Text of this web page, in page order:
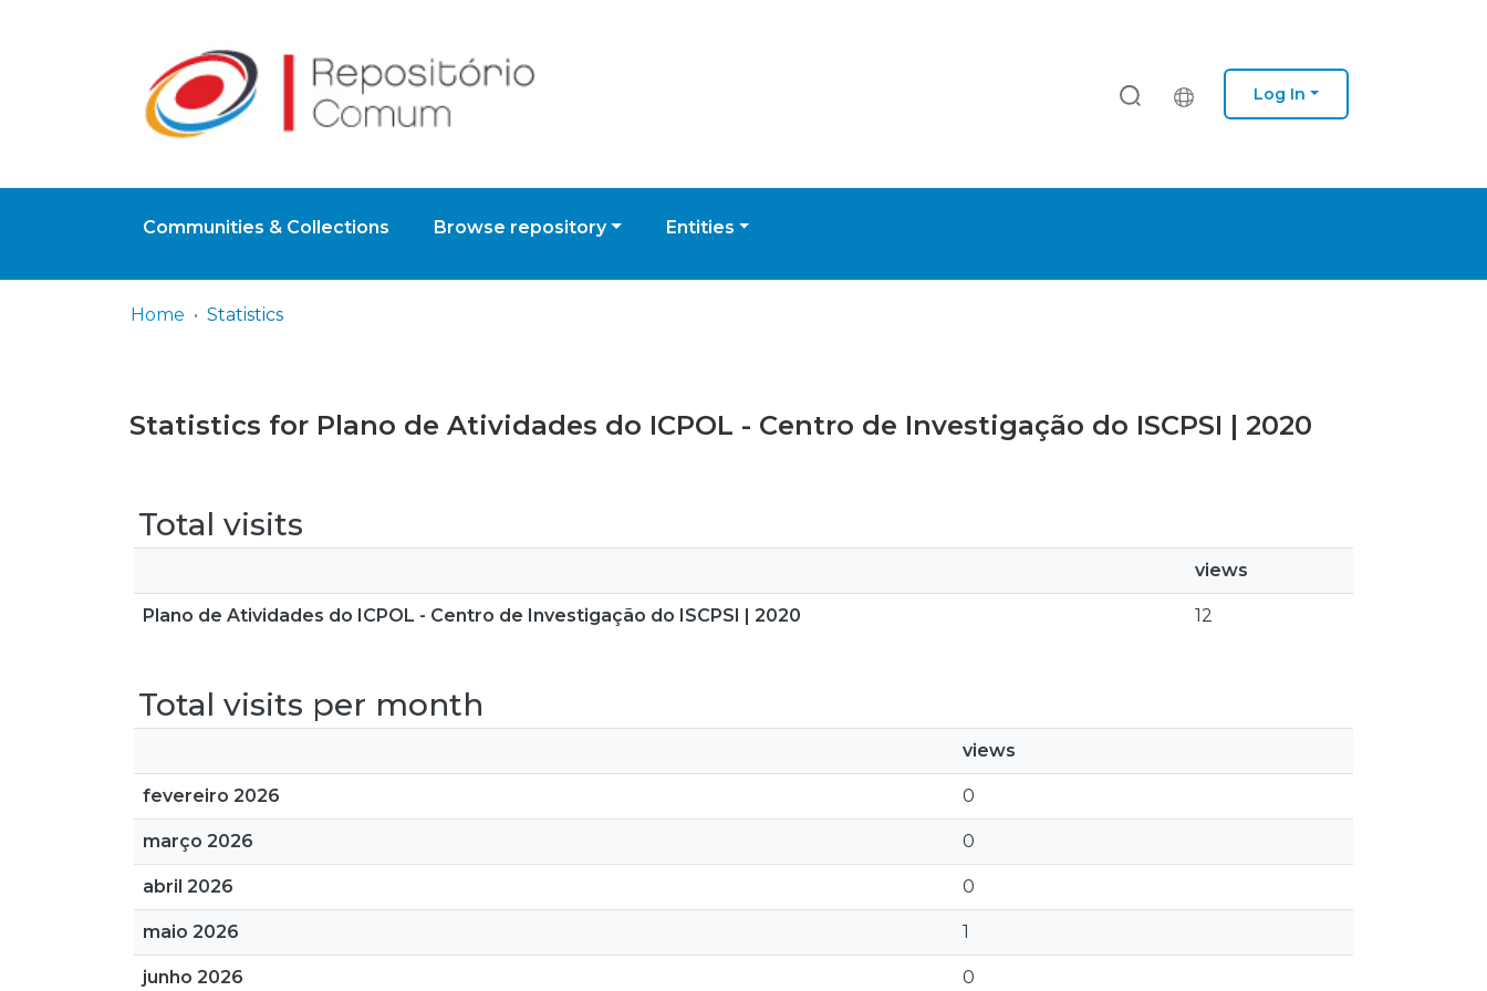
Log In
Communities & Collections Browse repository Entities
Home Statistics
Statistics for Plano de Atividades do ICPOL - Centro de Investigação do ISCPSI | 2020
Total visits
views
Plano de Atividades do ICPOL - Centro de Investigação do ISCPSI | 2020 12
Total visits per month
views
fevereiro 2026 0
março 2026 0
abril 2026 0
maio 2026 1
junho 2026 0